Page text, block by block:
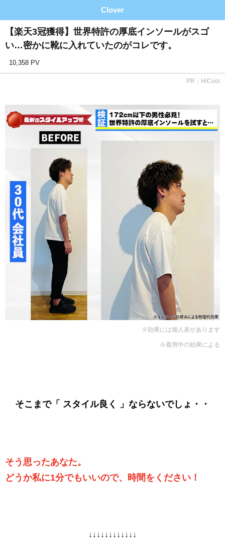
Clover
【楽天3冠獲得】世界特許の厚底インソールがスゴ
い…密かに靴に入れていたのがコレです。
10,358 PV
PR：HiCool
※効果には個人差があります
※着用中の効果による
そこまで「 スタイル良く 」ならないでしょ・・
そう思ったあなた。
どうか私に1分でもいいので、時間をください！
↓↓↓↓↓↓↓↓↓↓↓↓